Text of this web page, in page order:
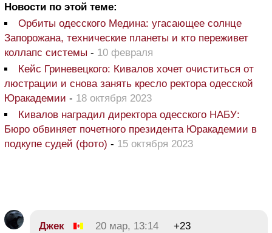
Новости по этой теме:
Орбиты одесского Медина: угасающее солнце
Запорожана, технические планеты и кто переживет
коллапс системы - 10 февраля
Кейс Гриневецкого: Кивалов хочет очиститься от
люстрации и снова занять кресло ректора одесской
Юракадемии - 18 октября 2023
Кивалов наградил директора одесского НАБУ:
Бюро обвиняет почетного президента Юракадемии в
подкупе судей (фото) - 15 октября 2023
Джек 20 мар, 13:14
+23